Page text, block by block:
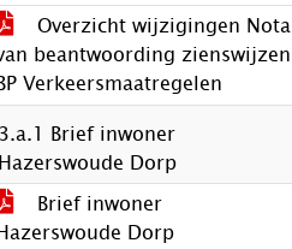
Overzicht wijzigingen Nota
beantwoording zienswijzen
Verkeersmaatregelen
3.a.1 Brief inwoner
Hazerswoude Dorp
Brief inwoner
Dorp